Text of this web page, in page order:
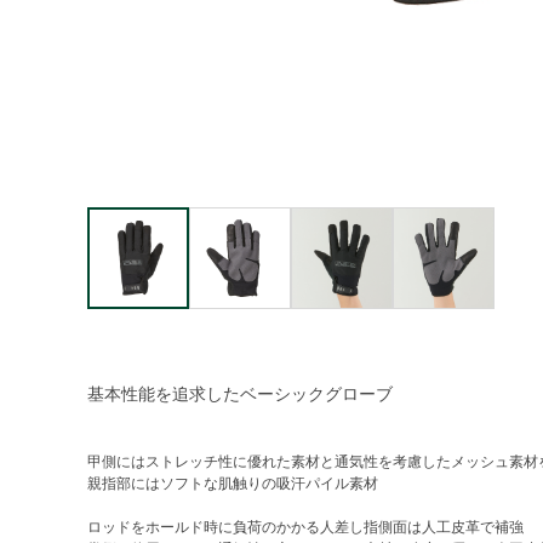
基本性能を追求したベーシックグローブ
甲側にはストレッチ性に優れた素材と通気性を考慮したメッシュ素材
親指部にはソフトな肌触りの吸汗パイル素材
ロッドをホールド時に負荷のかかる人差し指側面は人工皮革で補強